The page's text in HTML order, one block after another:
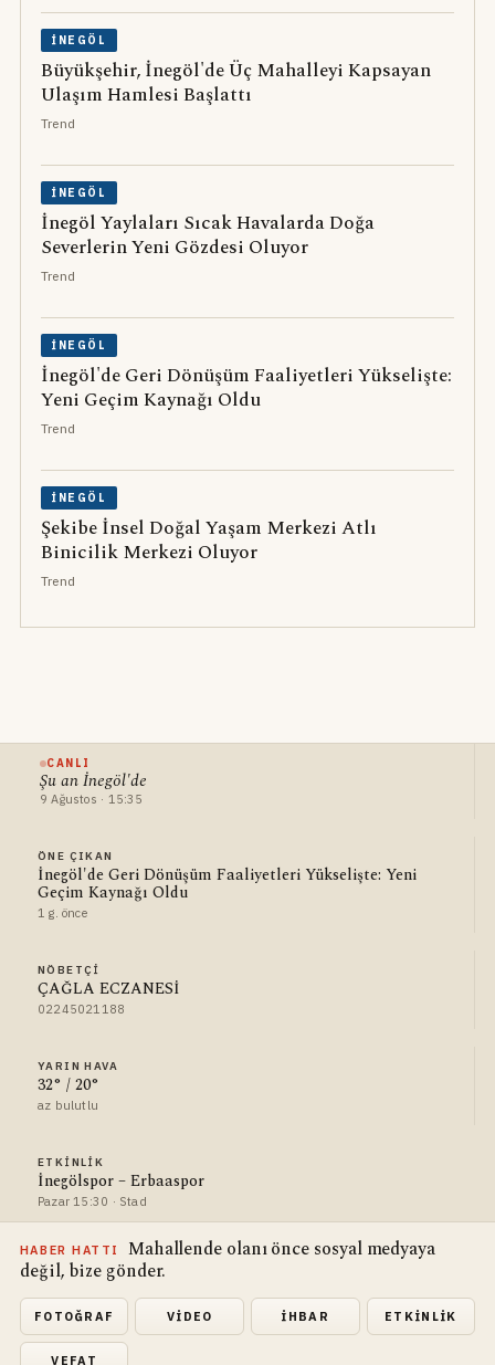
İNEGÖL
Büyükşehir, İnegöl'de Üç Mahalleyi Kapsayan
Ulaşım Hamlesi Başlattı
Trend
İNEGÖL
İnegöl Yaylaları Sıcak Havalarda Doğa
Severlerin Yeni Gözdesi Oluyor
Trend
İNEGÖL
İnegöl'de Geri Dönüşüm Faaliyetleri Yükselişte:
Yeni Geçim Kaynağı Oldu
Trend
İNEGÖL
Şekibe İnsel Doğal Yaşam Merkezi Atlı
Binicilik Merkezi Oluyor
Trend
CANLI
Şu an İnegöl'de
9 Ağustos · 15:35
ÖNE ÇIKAN
İnegöl'de Geri Dönüşüm Faaliyetleri Yükselişte: Yeni
Geçim Kaynağı Oldu
1 g. önce
NÖBETÇI
ÇAĞLA ECZANESİ
02245021188
YARIN HAVA
32° / 20°
az bulutlu
ETKINLIK
İnegölspor – Erbaaspor
Pazar 15:30 · Stad
HABER HATTI
Mahallende olanı önce sosyal medyaya
değil, bize gönder.
FOTOĞRAF VIDEO İHBAR ETKINLIK
VEFAT